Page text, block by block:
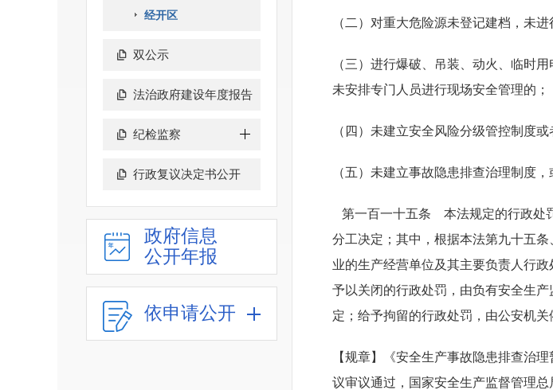
经开区
双公示
法治政府建设年度报告
纪检监察
行政复议决定书公开
政府信息
公开年报
依申请公开
（二）对重大危险源未登记建档，未
（三）进行爆破、吊装、动火、临时
未安排专门人员进行现场安全管理的；
（四）未建立安全风险分级管控制度
（五）未建立事故隐患排查治理制度
第一百一十五条 本法规定的行政处
分工决定；其中，根据本法第九十五
业的生产经营单位及其主要负责人行
予以关闭的行政处罚，由负有安全生
定；给予拘留的行政处罚，由公安机关
【规章】《安全生产事故隐患排查治
议审议通过，国家安全生产监督管理